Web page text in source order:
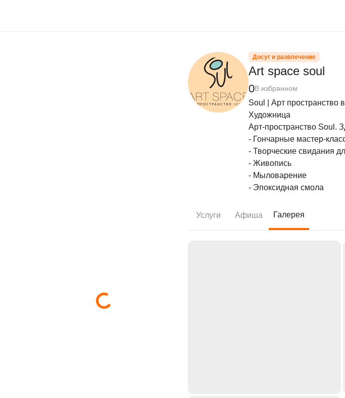
Досуг и развлечение
Art spaсe soul
0В избранном
Soul | Арт пространство
Художница
Арт-пространство Soul.
- Гончарные мастер-
- Творческие свидания
- Живопись
- Мыловарение
- Эпоксидная смола
Услуги Афиша Галерея